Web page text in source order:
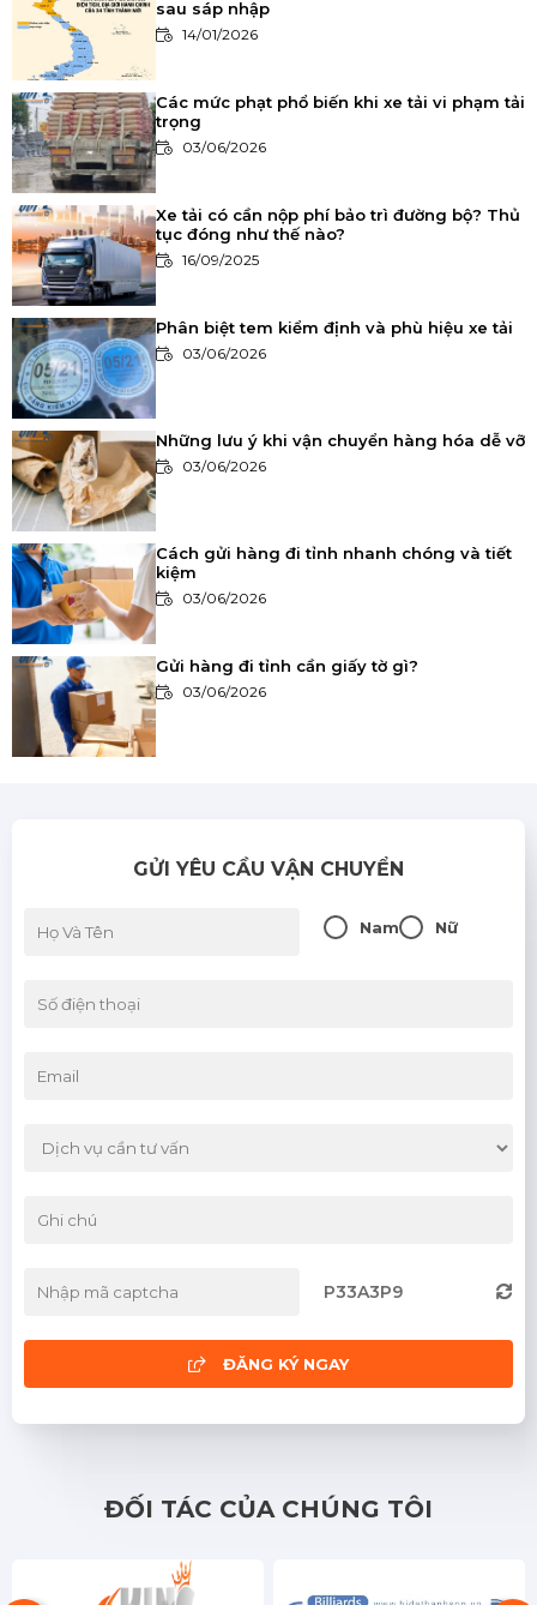
sau sáp nhập
14/01/2026
Các mức phạt phổ biến khi xe tải vi phạm tải
trọng
03/06/2026
Xe tải có cần nộp phí bảo trì đường bộ? Thủ
tục đóng như thế nào?
16/09/2025
Phân biệt tem kiểm định và phù hiệu xe tải
03/06/2026
Những lưu ý khi vận chuyển hàng hóa dễ vỡ
03/06/2026
Cách gửi hàng đi tỉnh nhanh chóng và tiết
kiệm
03/06/2026
Gửi hàng đi tỉnh cần giấy tờ gì?
03/06/2026
GỬI YÊU CẦU VẬN CHUYỂN
Nam Nữ
P33A3P9
ĐĂNG KÝ NGAY
ĐỐI TÁC CỦA CHÚNG TÔI